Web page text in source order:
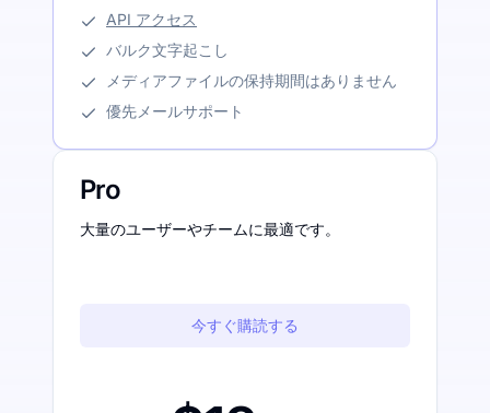
API アクセス
バルク文字起こし
メディアファイルの保持期間はありません
優先メールサポート
Pro
大量のユーザーやチームに最適です。
今すぐ購読する